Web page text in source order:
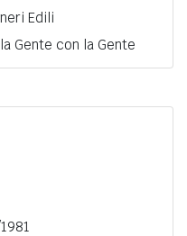
Edili
Gente con la Gente